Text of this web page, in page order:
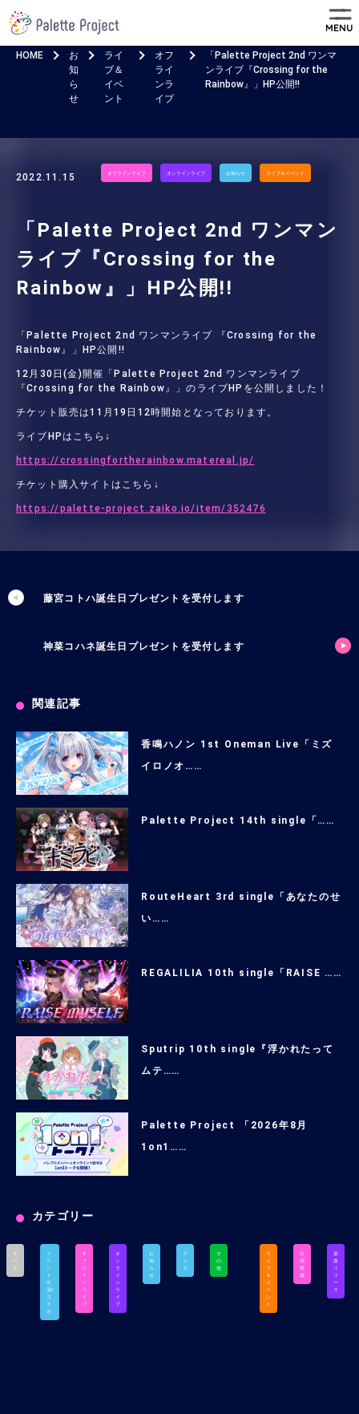
MENU
HOME
お
知
ら
せ
ライ
ブ＆
イベ
ント
オフ
ライ
ンラ
イブ
「Palette Project 2nd ワンマ
ンライブ『Crossing for the
Rainbow』」HP公開!!
2022.11.15 オフラインライブ オンラインライブ お知らせ ライブ＆イベント
「Palette Project 2nd ワンマン
ライブ『Crossing for the
Rainbow』」HP公開!!
「Palette Project 2nd ワンマンライブ 『Crossing for the
Rainbow』」HP公開!!
12月30日(金)開催「Palette Project 2nd ワンマンライブ
『Crossing for the Rainbow』」のライブHPを公開しました！
チケット販売は11月19日12時開始となっております。
ライブHPはこちら↓
https://crossingfortherainbow.matereal.jp/
チケット購入サイトはこちら↓
https://palette-project.zaiko.io/item/352476
藤宮コトハ誕生日プレゼントを受付します
神菜コハネ誕生日プレゼントを受付します
関連記事
香鳴ハノン 1st Oneman Live「ミズ
イロノオ……
Palette Project 14th single「……
RouteHeart 3rd single「あなたのせ
い……
REGALILIA 10th single「RAISE ……
Sputrip 10th single『浮かれたって
ムテ……
Palette Project 「2026年8月
1on1……
カテゴリー
す
べ
て
イ
ベ
ン
ト
出
演/
コ
ラ
ボ
オ
フ
ラ
イ
ン
ラ
イ
ブ
オ
ン
ラ
イ
ン
ラ
イ
ブ
お
知
ら
せ
グ
ッ
ズ
そ
の
他
ラ
イ
ブ
＆
イ
ベ
ン
ト
出
演
情
報
楽
曲
リ
リ
ー
ス